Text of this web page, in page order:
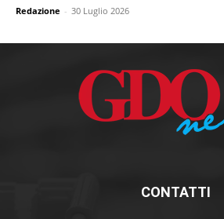
Redazione - 30 Luglio 2026
CONTATTI